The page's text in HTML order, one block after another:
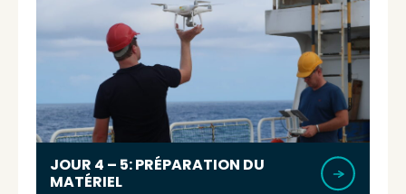
JOUR 4 – 5: PRÉPARATION DU
MATÉRIEL